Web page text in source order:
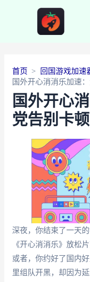
首页
回国游戏加速
国外开心消消乐加速
国外开心
党告别卡
深夜，你结束了一天
《开心消消乐》放松
或者，你约好了国内
里组队开黑，却因为